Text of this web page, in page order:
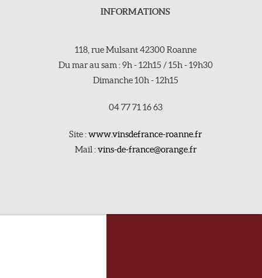
INFORMATIONS
118, rue Mulsant 42300 Roanne
Du mar au sam : 9h - 12h15 / 15h - 19h30
Dimanche 10h - 12h15
04 77 71 16 63
Site :www.vinsdefrance-roanne.fr
Mail :vins-de-france@orange.fr